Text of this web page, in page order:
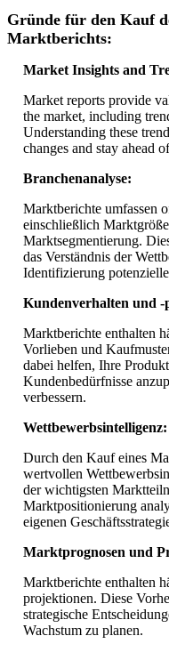
Gründe für den Kauf
Marktberichts:
Market Insights and
Market reports provide
the market, including
Understanding these
changes and stay ahead
Branchenanalyse:
Marktberichte umfassen
einschließlich
Marktsegmentierung.
das Verständnis der
Identifizierung
Kundenverhalten und -
Marktberichte enthalten
Vorlieben und
dabei helfen, Ihre
Kundenbedürfnisse
verbessern.
Wettbewerbsintelligenz:
Durch den Kauf eines
wertvollen
der wichtigsten
Marktpositionierung
eigenen
Marktprognosen und
Marktberichte enthalten
projektionen. Diese
strategische
Wachstum zu planen.